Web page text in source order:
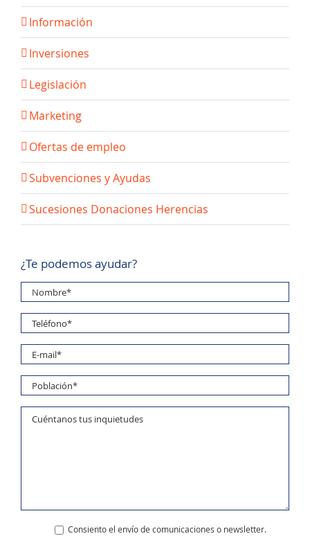
Información
Inversiones
Legislación
Marketing
Ofertas de empleo
Subvenciones y Ayudas
Sucesiones Donaciones Herencias
¿Te podemos ayudar?
Consiento el envío de comunicaciones o newsletter.